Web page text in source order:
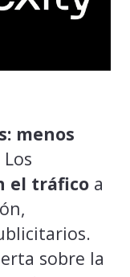
menos
Los
el tráfico a
sobre la